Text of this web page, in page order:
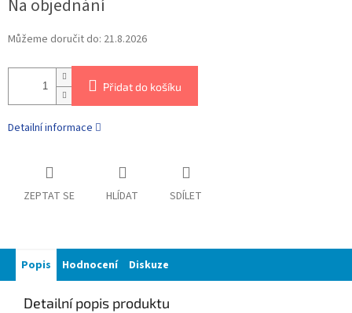
Na objednání
Můžeme doručit do: 21.8.2026
Přidat do košíku
Detailní informace
ZEPTAT SE HLÍDAT SDÍLET
Popis Hodnocení Diskuze
Detailní popis produktu